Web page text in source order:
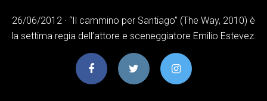
26/06/2012 · “Il cammino per Santiago” (The Way, 2010) è
la settima regia dell’attore e sceneggiatore Emilio Estevez.